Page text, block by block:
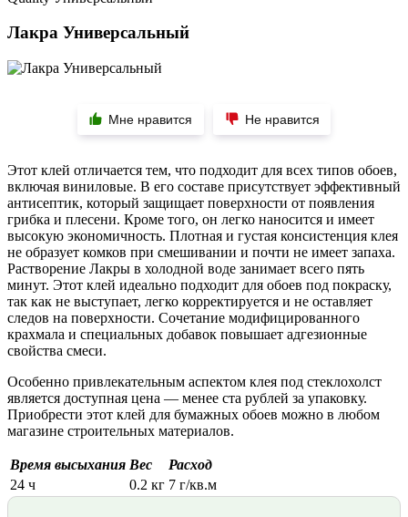
Лакра Универсальный
Мне нравится Не нравится
Этот клей отличается тем, что подходит для всех типов обоев,
включая виниловые. В его составе присутствует эффективный
антисептик, который защищает поверхности от появления
грибка и плесени. Кроме того, он легко наносится и имеет
высокую экономичность. Плотная и густая консистенция клея
не образует комков при смешивании и почти не имеет запаха.
Растворение Лакры в холодной воде занимает всего пять
минут. Этот клей идеально подходит для обоев под покраску,
так как не выступает, легко корректируется и не оставляет
следов на поверхности. Сочетание модифицированного
крахмала и специальных добавок повышает адгезионные
свойства смеси.
Особенно привлекательным аспектом клея под стеклохолст
является доступная цена — менее ста рублей за упаковку.
Приобрести этот клей для бумажных обоев можно в любом
магазине строительных материалов.
Время высыхания Вес
Расход
24 ч
0.2 кг 7 г/кв.м